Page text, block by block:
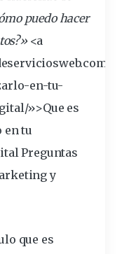
puedo hacer
<a
en-tu-
/»>Que es
tu
Preguntas
y
que es